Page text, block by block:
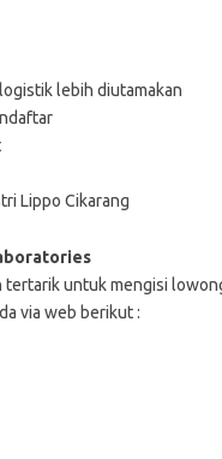
lebih diutamakan
Lippo Cikarang
untuk mеngіѕі
vіа web bеrіkut :